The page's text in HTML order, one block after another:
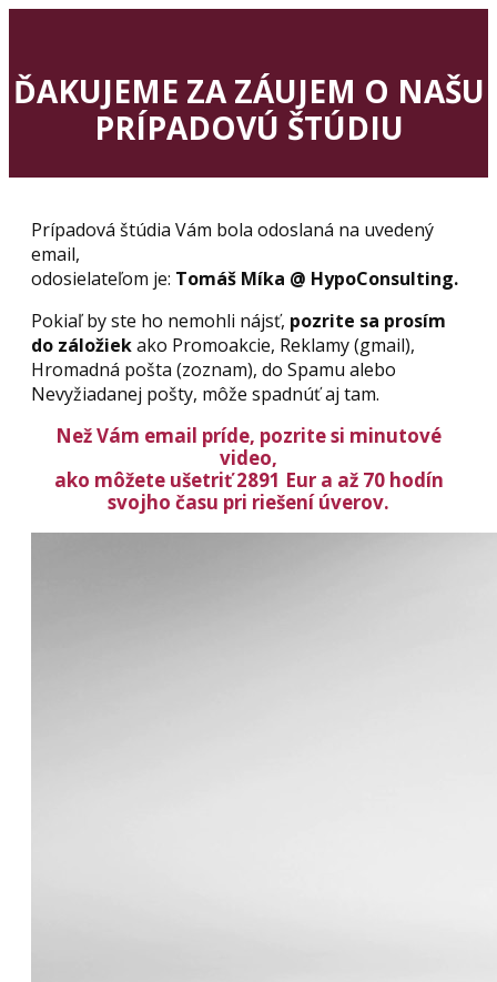
ĎAKUJEME ZA ZÁUJEM O NAŠU
PRÍPADOVÚ ŠTÚDIU
Prípadová štúdia Vám bola odoslaná na uvedený
email,
odosielateľom je: Tomáš Míka @ HypoConsulting.
Pokiaľ by ste ho nemohli nájsť, pozrite sa prosím
do záložiekako Promoakcie, Reklamy (gmail),
Hromadná pošta (zoznam), do Spamu alebo
Nevyžiadanej pošty, môže spadnúť aj tam.
Než Vám email príde, pozrite si minutové
video,
ako môžete ušetriť 2891 Eur a až 70 hodín
svojho času pri riešení úverov.